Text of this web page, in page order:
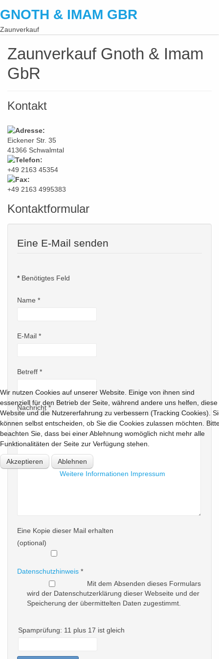
GNOTH & IMAM GBR
Zaunverkauf
Zaunverkauf Gnoth & Imam
GbR
Kontakt
Eickener Str. 35
41366 Schwalmtal
+49 2163 45354
+49 2163 4995383
Kontaktformular
Eine E-Mail senden
*Benötigtes Feld
Name *
E-Mail *
Betreff *
Nachricht*
Eine Kopie dieser Mail erhalten
(optional)
Datenschutzhinweis *
Mit dem Absenden dieses Formulars
wird der Datenschutzerklärung dieser Webseite und der
Speicherung der übermittelten Daten zugestimmt.
Spamprüfung: 11 plus 17 ist gleich
Wir nutzen Cookies auf unserer Website. Einige von ihnen sind
essenziell für den Betrieb der Seite, während andere uns helfen, diese
Website und die Nutzererfahrung zu verbessern (Tracking Cookies).
können selbst entscheiden, ob Sie die Cookies zulassen möchten.
beachten Sie, dass bei einer Ablehnung womöglich nicht mehr alle
Funktionalitäten der Seite zur Verfügung stehen.
Akzeptieren
Ablehnen
Weitere Informationen Impressum